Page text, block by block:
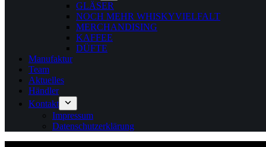
GLÄSER
NOCH MEHR WHISKYVIELFALT
MERCHANDISING
KAFFEE
DÜFTE
Manufaktur
Team
Aktuelles
Händler
Kontakt
Impressum
Datenschutzerklärung